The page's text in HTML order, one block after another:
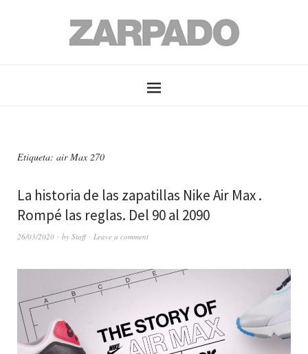
Etiqueta: air Max 270
La historia de las zapatillas Nike Air Max .
Rompé las reglas. Del 90 al 2090
26/03/2020 by Staff Leave a comment